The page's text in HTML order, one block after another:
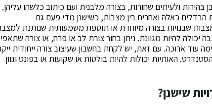
בהירות ולעיתים שחורות, בצורה מלבנית ועם כיתוב כלשהו
הבדלים כאלה ואחרים בין מצבות, כשישנן מדי פעם גם
שבנויות בצורה מיוחדת או תוספת משמעותית שנותנת
יכולה להיות מגוונת. ניתן בחור צורת לב או פרח, או צורה
עוד ארוכה. עם זאת, יש לקחת בחשבון שעיצוב צורה ייחודית
האותיות יכולות להיות בולטות או שקועות או בפונט וגוון
שישנן?